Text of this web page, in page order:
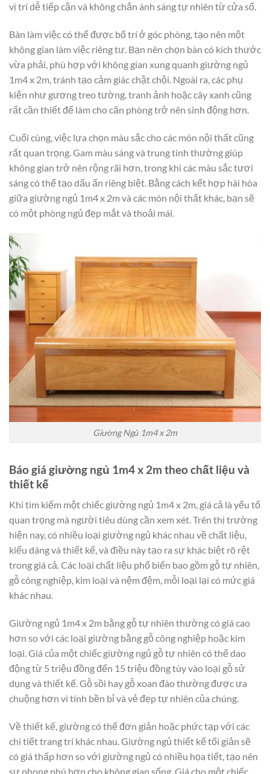
vị trí dễ tiếp cận và không chắn ánh sáng tự nhiên từ cửa sổ.
Bàn làm việc có thể được bố trí ở góc phòng, tạo nên một
không gian làm việc riêng tư. Bạn nên chọn bàn có kích thước
vừa phải, phù hợp với không gian xung quanh giường ngủ
1m4 x 2m, tránh tạo cảm giác chật chội. Ngoài ra, các phụ
kiện như gương treo tường, tranh ảnh hoặc cây xanh cũng
rất cần thiết để làm cho căn phòng trở nên sinh động hơn.
Cuối cùng, việc lựa chọn màu sắc cho các món nội thất cũng
rất quan trọng. Gam màu sáng và trung tính thường giúp
không gian trở nên rộng rãi hơn, trong khi các màu sắc tươi
sáng có thể tạo dấu ấn riêng biệt. Bằng cách kết hợp hài hòa
giữa giường ngủ 1m4 x 2m và các món nội thất khác, bạn sẽ
có một phòng ngủ đẹp mắt và thoải mái.
Giường Ngủ 1m4 x 2m
Báo giá giường ngủ 1m4 x 2m theo chất liệu và
thiết kế
Khi tìm kiếm một chiếc giường ngủ 1m4 x 2m, giá cả là yếu tố
quan trọng mà người tiêu dùng cần xem xét. Trên thị trường
hiện nay, có nhiều loại giường ngủ khác nhau về chất liệu,
kiểu dáng và thiết kế, và điều này tạo ra sự khác biệt rõ rệt
trong giá cả. Các loại chất liệu phổ biến bao gồm gỗ tự nhiên,
gỗ công nghiệp, kim loại và nệm đệm, mỗi loại lại có mức giá
khác nhau.
Giường ngủ 1m4 x 2m bằng gỗ tự nhiên thường có giá cao
hơn so với các loại giường bằng gỗ công nghiệp hoặc kim
loại. Giá của một chiếc giường ngủ gỗ tự nhiên có thể dao
động từ 5 triệu đồng đến 15 triệu đồng tùy vào loại gỗ sử
dụng và thiết kế. Gỗ sồi hay gỗ xoan đào thường được ưa
chuộng hơn vì tính bền bỉ và vẻ đẹp tự nhiên của chúng.
Về thiết kế, giường có thể đơn giản hoặc phức tạp với các
chi tiết trang trí khác nhau. Giường ngủ thiết kế tối giản sẽ
có giá thấp hơn so với giường ngủ có nhiều họa tiết, tạo nên
sự phong phú hơn cho không gian sống. Giá cho một chiếc